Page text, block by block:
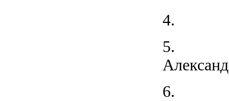
4.
5.
6.